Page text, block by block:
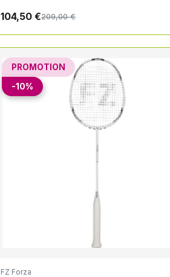
104,50 €209,00 €
PROMOTION
-10%
FZ Forza